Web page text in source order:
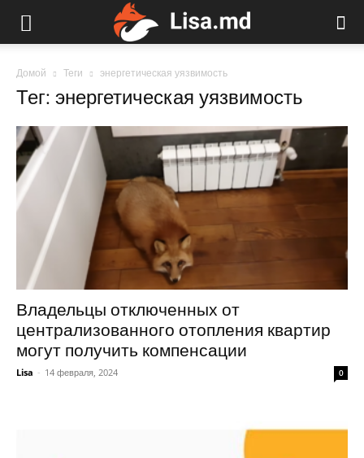
Домой Теги энергетическая уязвимость
Тег: энергетическая уязвимость
Владельцы отключенных от
централизованного отопления квартир
могут получить компенсации
Lisa - 14 февраля, 2024 0